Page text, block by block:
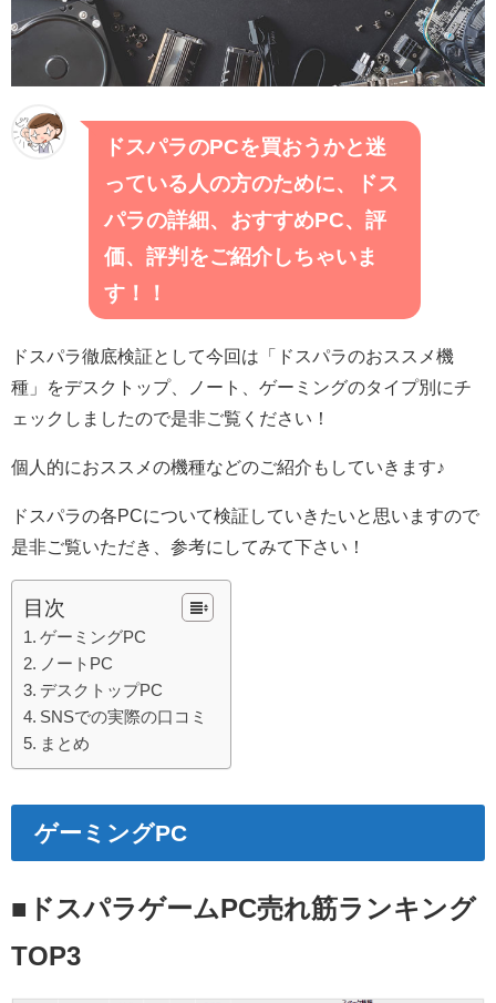
ドスパラのPCを買おうかと迷
っている人の方のために、ドス
パラの詳細、おすすめPC、評
価、評判をご紹介しちゃいま
す！！
ドスパラ徹底検証として今回は「ドスパラのおススメ機
種」をデスクトップ、ノート、ゲーミングのタイプ別にチ
ェックしましたので是非ご覧ください！
個人的におススメの機種などのご紹介もしていきます♪
ドスパラの各PCについて検証していきたいと思いますので
是非ご覧いただき、参考にしてみて下さい！
目次
ゲーミングPC
ノートPC
デスクトップPC
SNSでの実際の口コミ
まとめ
ゲーミングPC
■ドスパラゲームPC売れ筋ランキング
TOP3